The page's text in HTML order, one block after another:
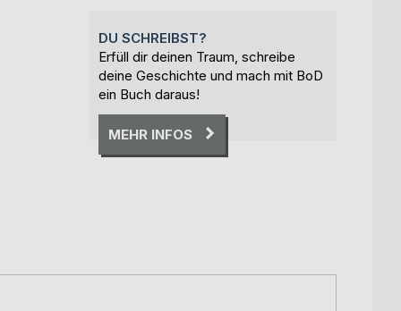
DU SCHREIBST?
Erfüll dir deinen Traum, schreibe
deine Geschichte und mach mit BoD
ein Buch daraus!
MEHR INFOS